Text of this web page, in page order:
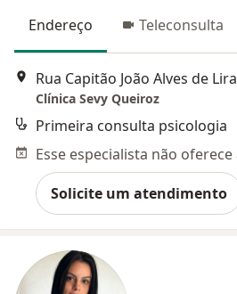
Endereço Teleconsulta
Clínica Sevy Queiroz
Primeira consulta psicologia
Solicite um atendimento